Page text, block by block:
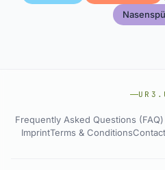
Frequently Asked Questions
ImprintTerms & Conditions